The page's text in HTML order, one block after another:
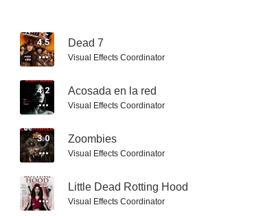
2.0
Tierra marciana
--
4.5 Dead 7
Visual Effects Coordinator
4.2 Acosada en la red
Visual Effects Coordinator
3.0 Zoombies
Visual Effects Coordinator
-- Little Dead Rotting Hood
Visual Effects Coordinator